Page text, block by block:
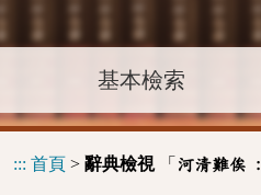
基本檢索
::: 首頁 > 辭典檢視「 河清難俟 :